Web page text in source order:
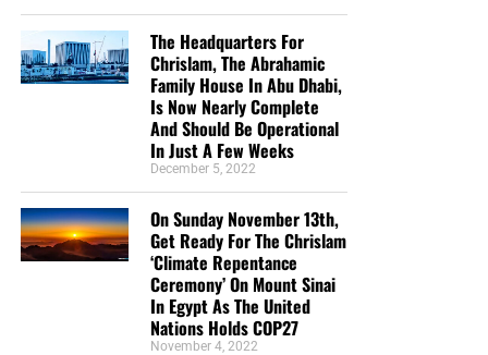
The Headquarters For
Chrislam, The Abrahamic
Family House In Abu Dhabi,
Is Now Nearly Complete
And Should Be Operational
In Just A Few Weeks
December 5, 2022
On Sunday November 13th,
Get Ready For The Chrislam
‘Climate Repentance
Ceremony’ On Mount Sinai
In Egypt As The United
Nations Holds COP27
November 4, 2022